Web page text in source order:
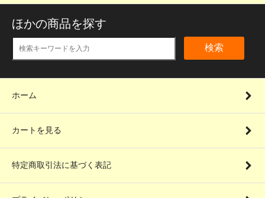
ほかの商品を探す
検索
ホーム
カートを見る
特定商取引法に基づく表記